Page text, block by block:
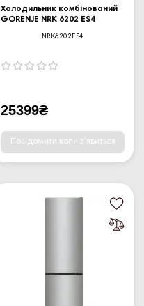
Холодильник комбінований
GORENJE NRK 6202 ES4
NRK6202ES4
25399₴
Повідомити коли з'явиться